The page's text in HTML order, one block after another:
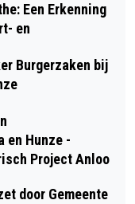
Een Erkenning
en
Burgerzaken bij
en Hunze -
Project Anloo
door Gemeente